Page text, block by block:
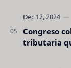
Congreso
tributaria